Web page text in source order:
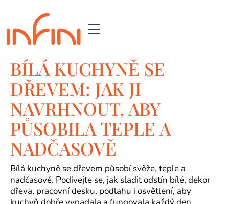
BÍLÁ KUCHYNĚ SE
DŘEVEM: JAK JI
NAVRHNOUT, ABY
PŮSOBILA TEPLE A
NADČASOVĚ
Bílá kuchyně se dřevem působí svěže, teple a
nadčasově. Podívejte se, jak sladit odstín bílé, dekor
dřeva, pracovní desku, podlahu i osvětlení, aby